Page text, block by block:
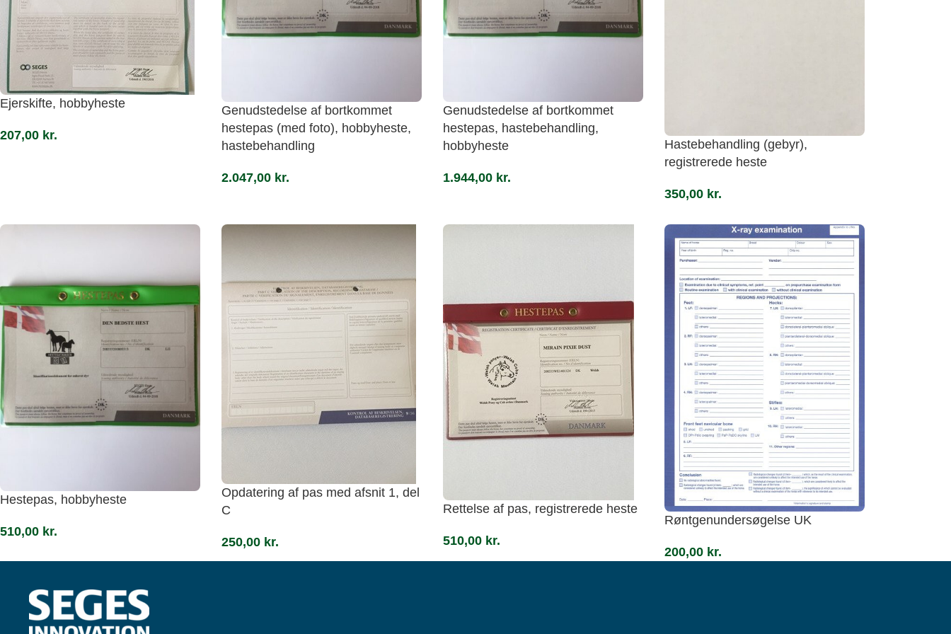
Ejerskifte, hobbyheste
207,00 kr.
Genudstedelse af bortkommet
hestepas (med foto), hobbyheste,
hastebehandling
2.047,00 kr.
Genudstedelse af bortkommet
hestepas, hastebehandling,
hobbyheste
1.944,00 kr.
Hastebehandling (gebyr),
registrerede heste
350,00 kr.
Hestepas, hobbyheste
510,00 kr.
Opdatering af pas med afsnit 1, del
C
250,00 kr.
Rettelse af pas, registrerede heste
510,00 kr.
Røntgenundersøgelse UK
200,00 kr.